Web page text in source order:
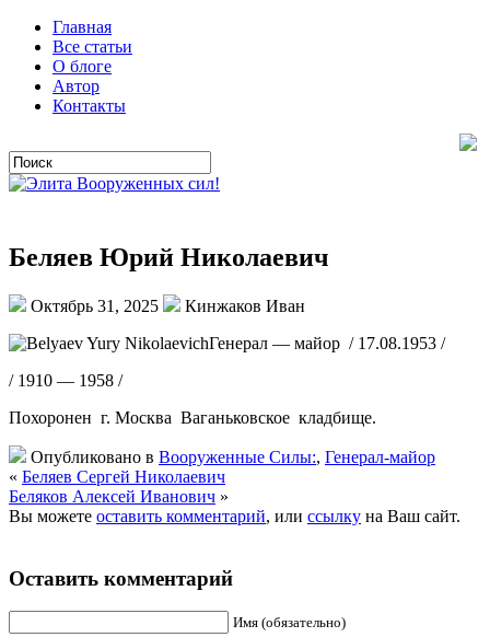
Главная
Все статьи
О блоге
Автор
Контакты
Беляев Юрий Николаевич
Октябрь 31, 2025
Кинжаков Иван
Генерал — майор / 17.08.1953 /
/ 1910 — 1958 /
Похоронен г. Москва Ваганьковское кладбище.
Опубликовано в Вооруженные Силы:, Генерал-майор
« Беляев Сергей Николаевич
Беляков Алексей Иванович »
Вы можете оставить комментарий, или ссылку на Ваш сайт.
Оставить комментарий
Имя (обязательно)